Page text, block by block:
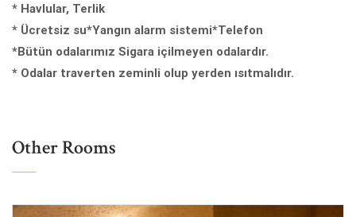
* Havlular, Terlik
* Ücretsiz su*Yangın alarm sistemi*Telefon
*Bütün odalarımız Sigara içilmeyen odalardır.
* Odalar traverten zeminli olup yerden ısıtmalıdır.
Other Rooms